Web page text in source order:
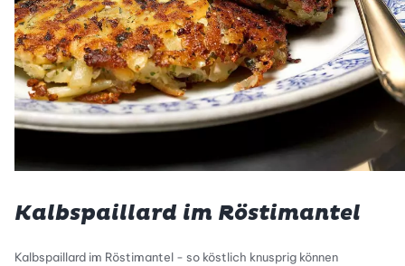
Kalbspaillard im Röstimantel
Kalbspaillard im Röstimantel - so köstlich knusprig können